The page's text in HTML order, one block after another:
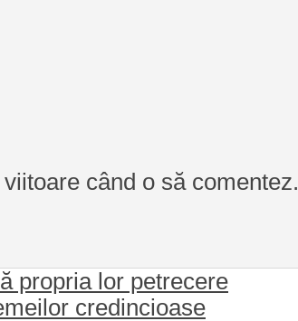
când o să comentez.
propria lor petrecere
credincioase